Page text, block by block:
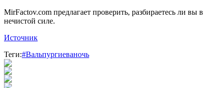
MirFactov.com предлагает проверить, разбираетесь ли вы в
нечистой силе.
Источник
Теги:#Вальпургиеваночь